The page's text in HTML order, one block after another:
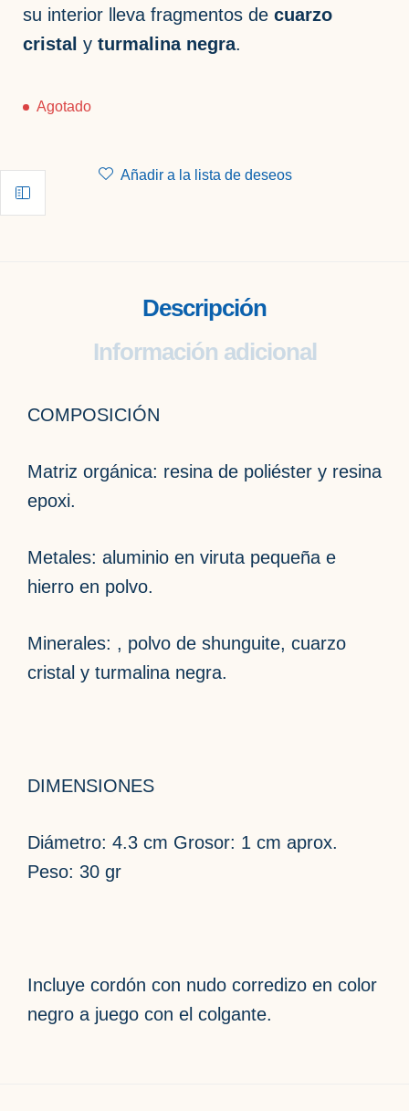
su interior lleva fragmentos de cuarzo
cristal y turmalina negra.
Agotado
Añadir a la lista de deseos
Descripción
Información adicional
COMPOSICIÓN
Matriz orgánica: resina de poliéster y resina
epoxi.
Metales: aluminio en viruta pequeña e
hierro en polvo.
Minerales: , polvo de shunguite, cuarzo
cristal y turmalina negra.
DIMENSIONES
Diámetro: 4.3 cm Grosor: 1 cm aprox.
Peso: 30 gr
Incluye cordón con nudo corredizo en color
negro a juego con el colgante.